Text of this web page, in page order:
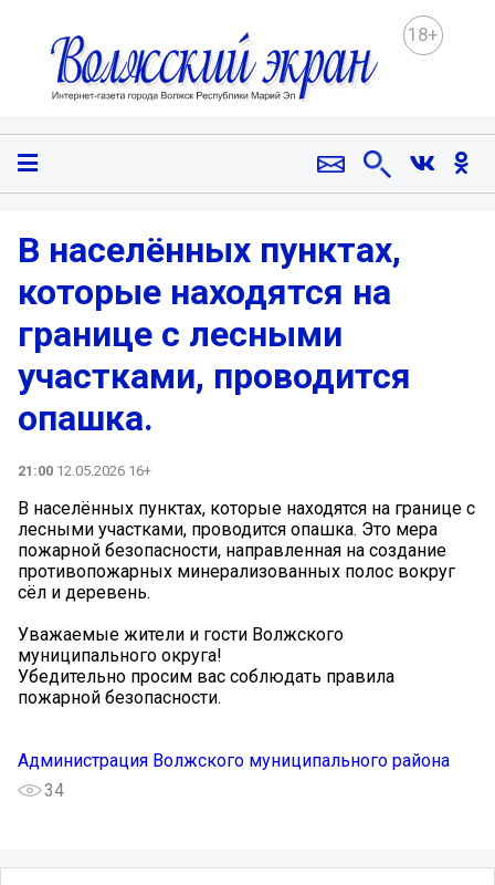
18+
В населённых пунктах,
которые находятся на
границе с лесными
участками, проводится
опашка.
21:00 12.05.2026 16+
В населённых пунктах, которые находятся на границе с
лесными участками, проводится опашка. Это мера
пожарной безопасности, направленная на создание
противопожарных минерализованных полос вокруг
сёл и деревень.
Уважаемые жители и гости Волжского
муниципального округа!
Убедительно просим вас соблюдать правила
пожарной безопасности.
Администрация Волжского муниципального района
34